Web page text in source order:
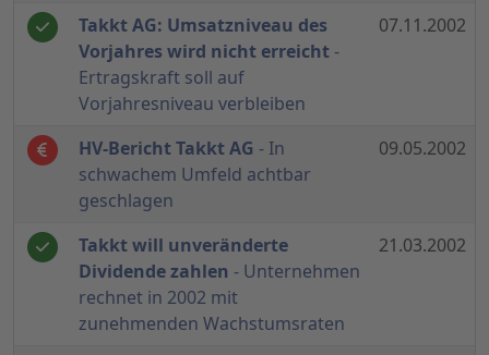
Takkt AG: Umsatzniveau des
Vorjahres wird nicht erreicht-
Ertragskraft soll auf
Vorjahresniveau verbleiben
07.11.2002
HV-Bericht Takkt AG - In
schwachem Umfeld achtbar
geschlagen
09.05.2002
Takkt will unveränderte
Dividende zahlen - Unternehmen
rechnet in 2002 mit
zunehmenden Wachstumsraten
21.03.2002